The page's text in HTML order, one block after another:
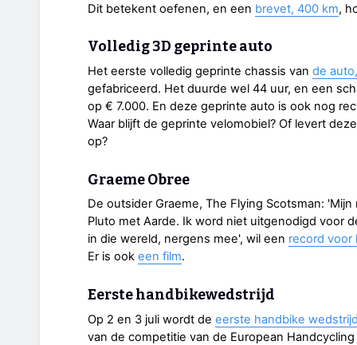
Dit betekent oefenen, en een brevet, 400 km,
Volledig 3D geprinte auto
Het eerste volledig geprinte chassis van de
gefabriceerd. Het duurde wel 44 uur, en een
op € 7.000. En deze geprinte auto is ook nog
Waar blijft de geprinte velomobiel? Of levert
op?
Graeme Obree
De outsider Graeme, The Flying Scotsman:
Pluto met Aarde. Ik word niet uitgenodigd voor
in die wereld, nergens mee', wil een record voor
Er is ook een film.
Eerste handbikewedstrijd
Op 2 en 3 juli wordt de eerste handbike
van de competitie van de European Handcycling